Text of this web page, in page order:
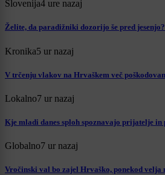
Slovenija4 ure nazaj
Želite, da paradižniki dozorijo še pred
Kronika5 ur nazaj
V trčenju vlakov na Hrvaškem več
Lokalno7 ur nazaj
Kje mladi danes sploh spoznavajo prijatelje in
Globalno7 ur nazaj
Vročinski val bo zajel Hrvaško, ponekod velja